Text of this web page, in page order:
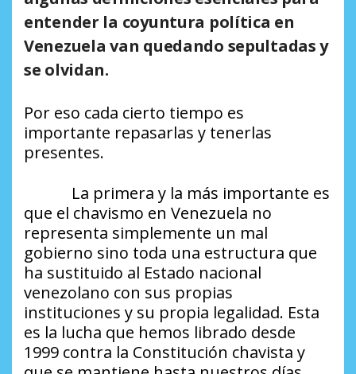
entender la coyuntura política en
Venezuela van quedando sepultadas y
se olvidan.
Por eso cada cierto tiempo es
importante repasarlas y tenerlas
presentes.
La primera y la más importante es
que el chavismo en Venezuela no
representa simplemente un mal
gobierno sino toda una estructura que
ha sustituido al Estado nacional
venezolano con sus propias
instituciones y su propia legalidad. Esta
es la lucha que hemos librado desde
1999 contra la Constitución chavista y